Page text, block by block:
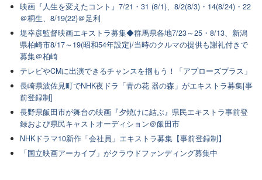
映画『人生を変えたコント』7/21・31 (8/1)、8/2(8/3)・14(8/24)・22
＠桐生、8/19(22)＠足利
堤幸彦監督映画エキストラ募集◆群馬県各地7/23～25・8/13、新潟
県柏崎市8/17～19(昭和54年設定)/当時のクルマの提供も謝礼付きで
募集＠柏崎
テレビやCMに出演できるチャンスを掴もう！「アプローズプラス」
長崎県波佐見町でNHK夜ドラ「青の花 器の森」がエキストラ募集[事
前登録制]
長野県飯田市が舞台の映画『夕焼けに結ぶ』県民エキストラ事前登
録および県民キャストオーディション＠飯田市
NHKドラマ10新作「会社員」エキストラ募集【事前登録制】
「国立映画アーカイブ」がクラウドファンディング募集中